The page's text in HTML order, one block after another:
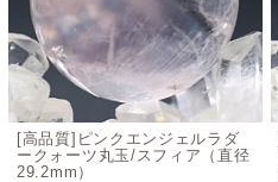
[高品質]ピンクエンジェルラダ
ークォーツ丸玉/スフィア（直径
29.2mm）